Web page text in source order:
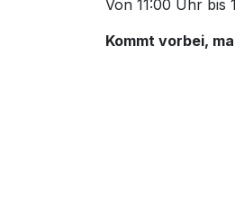
Von 11:00 Uhr bis
Kommt vorbei,